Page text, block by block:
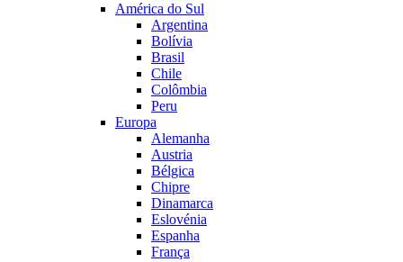
América do Sul
Argentina
Bolívia
Brasil
Chile
Colômbia
Peru
Europa
Alemanha
Austria
Bélgica
Chipre
Dinamarca
Eslovénia
Espanha
França